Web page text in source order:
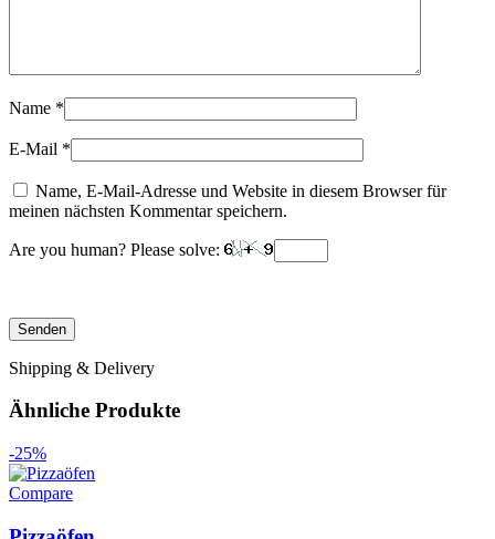
Name *
E-Mail *
Name, E-Mail-Adresse und Website in diesem Browser für
meinen nächsten Kommentar speichern.
Are you human? Please solve:
Shipping & Delivery
Ähnliche Produkte
-25%
Compare